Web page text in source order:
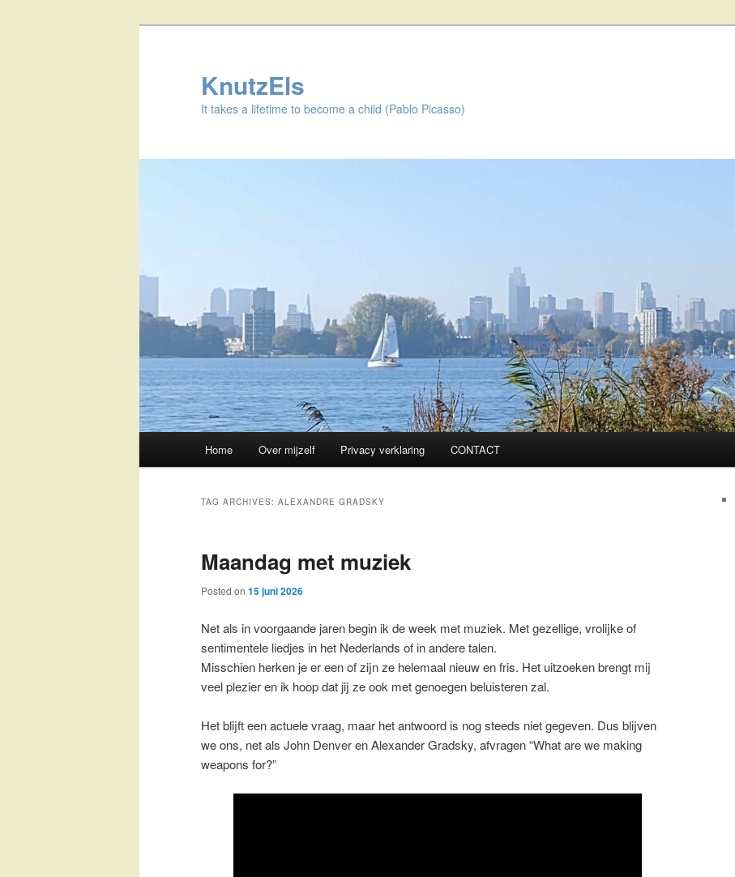
KnutzEls
It takes a lifetime to become a child (Pablo Picasso)
Skip
content
Skip
content
Home Over mijzelf Privacy verklaring CONTACT
TAG ARCHIVES: ALEXANDRE GRADSKY
Maandag met muziek
Posted on 15 juni 2026
Net als in voorgaande jaren begin ik de week met muziek. Met gezellige, vrolijke of
sentimentele liedjes in het Nederlands of in andere talen.
Misschien herken je er een of zijn ze helemaal nieuw en fris. Het uitzoeken brengt mij
veel plezier en ik hoop dat jij ze ook met genoegen beluisteren zal.
Het blijft een actuele vraag, maar het antwoord is nog steeds niet gegeven. Dus blijven
we ons, net als John Denver en Alexander Gradsky, afvragen “What are we making
weapons for?”